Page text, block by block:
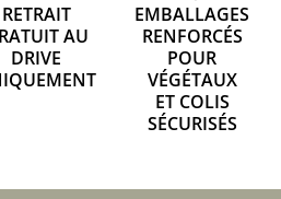
RETRAIT
AU
DRIVE
EMBALLAGES
RENFORCÉS
POUR
VÉGÉTAUX
ET COLIS
SÉCURISÉS